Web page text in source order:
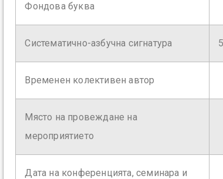
Фондова буква
Систематично-азбучна сигнатура
Временен колективен автор
Място на провеждане на
мероприятието
Дата на конференцията, семинара и